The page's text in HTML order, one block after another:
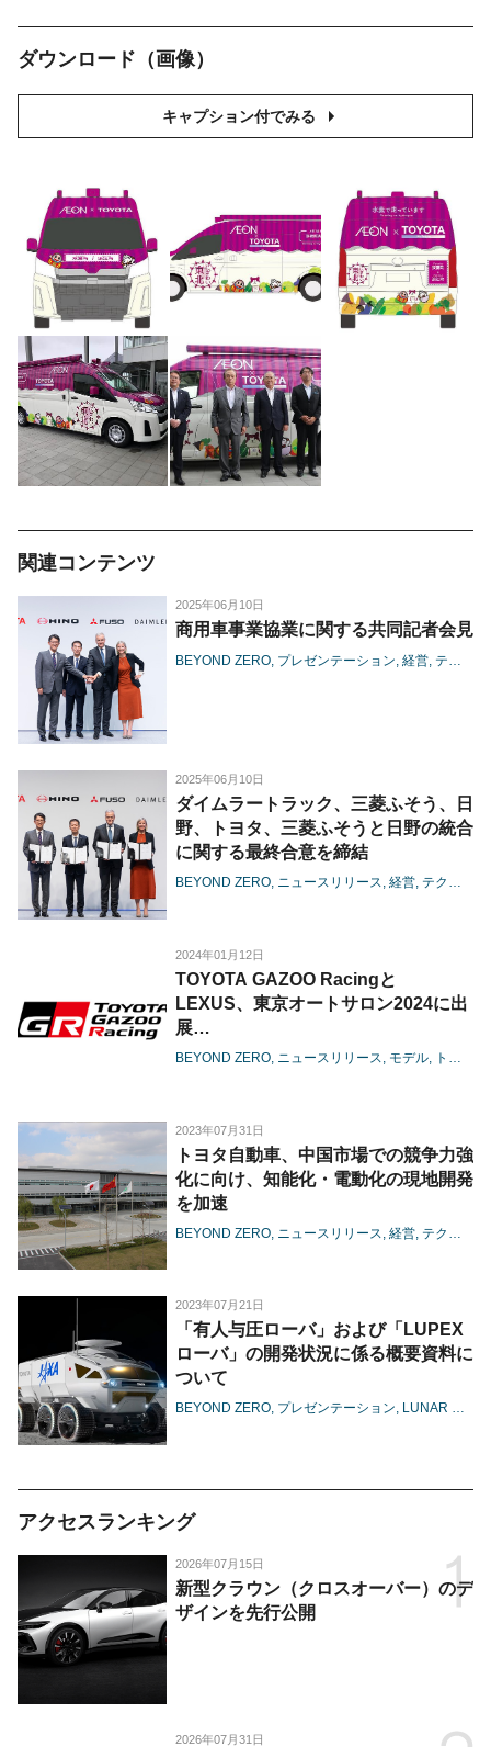
ダウンロード（画像）
キャプション付でみる
関連コンテンツ
2025年06月10日
商用車事業協業に関する共同記者会見
BEYOND ZERO プレゼンテーション 経営 テクノロジー
2025年06月10日
ダイムラートラック、三菱ふそう、日
野、トヨタ、三菱ふそうと日野の統合
に関する最終合意を締結
BEYOND ZERO ニュースリリース 経営 テクノロジー
2024年01月12日
TOYOTA GAZOO Racingと
LEXUS、東京オートサロン2024に出
展
-「MORIZO Garage」をメインテーマ
BEYOND ZERO ニュースリリース モデル トヨタ
2023年07月31日
トヨタ自動車、中国市場での競争力強
化に向け、知能化・電動化の現地開発
を加速
BEYOND ZERO ニュースリリース 経営 テクノロジー
2023年07月21日
「有人与圧ローバ」および「LUPEX
ローバ」の開発状況に係る概要資料に
ついて
BEYOND ZERO プレゼンテーション LUNAR CRUISER
アクセスランキング
2026年07月15日
新型クラウン（クロスオーバー）のデ
ザインを先行公開
2026年07月31日